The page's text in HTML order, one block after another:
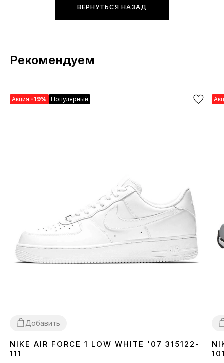
ВЕРНУТЬСЯ НАЗАД
Рекомендуем
Акция -19% Популярный
Добавить
3637 38 39 40414243 444546
NIKE AIR FORCE 1 LOW WHITE '07 315122-
111